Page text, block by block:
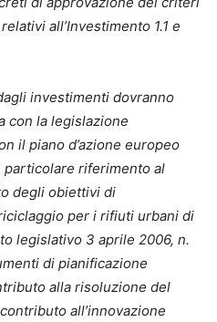
all’Investimento 1.1 e
investimenti dovranno
con la legislazione
il piano d’azione europeo
particolare riferimento al
degli obiettivi di
per i rifiuti urbani di
legislativo 3 aprile 2006, n.
di pianificazione
alla risoluzione del
all’innovazione